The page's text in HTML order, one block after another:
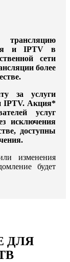
и IPTV в
сети
более
за услуги
IPTV. Акция*
услуг
исключения
доступны
изменения
будет
ДЛЯ